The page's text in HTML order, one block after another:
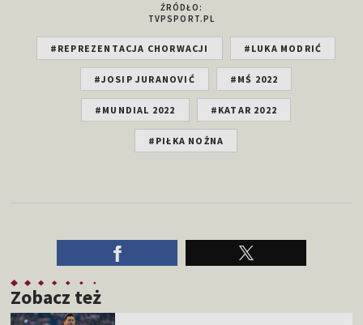
ŹRÓDŁO:
TVPSPORT.PL
#REPREZENTACJA CHORWACJI #LUKA MODRIĆ
#JOSIP JURANOVIĆ #MŚ 2022
#MUNDIAL 2022 #KATAR 2022
#PIŁKA NOŻNA
Zobacz też